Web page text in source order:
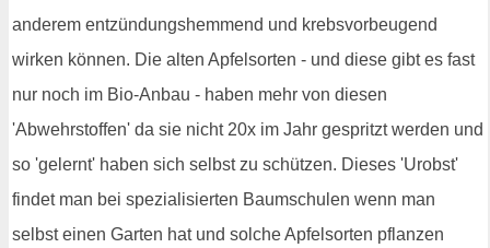
anderem entzündungshemmend und krebsvorbeugend
wirken können. Die alten Apfelsorten - und diese gibt es fast
nur noch im Bio-Anbau - haben mehr von diesen
'Abwehrstoffen' da sie nicht 20x im Jahr gespritzt werden und
so 'gelernt' haben sich selbst zu schützen. Dieses 'Urobst'
findet man bei spezialisierten Baumschulen wenn man
selbst einen Garten hat und solche Apfelsorten pflanzen